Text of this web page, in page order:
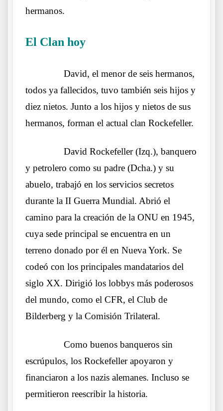
hermanos.
El Clan hoy
David, el menor de seis hermanos,
todos ya fallecidos, tuvo también seis hijos y
diez nietos. Junto a los hijos y nietos de sus
hermanos, forman el actual clan Rockefeller.
David Rockefeller (Izq.), banquero
y petrolero como su padre (Dcha.) y su
abuelo, trabajó en los servicios secretos
durante la II Guerra Mundial. Abrió el
camino para la creación de la ONU en 1945,
cuya sede principal se encuentra en un
terreno donado por él en Nueva York. Se
codeó con los principales mandatarios del
siglo XX. Dirigió los lobbys más poderosos
del mundo, como el CFR, el Club de
Bilderberg y la Comisión Trilateral.
Como buenos banqueros sin
escrúpulos, los Rockefeller apoyaron y
financiaron a los nazis alemanes. Incluso se
permitieron reescribir la historia.